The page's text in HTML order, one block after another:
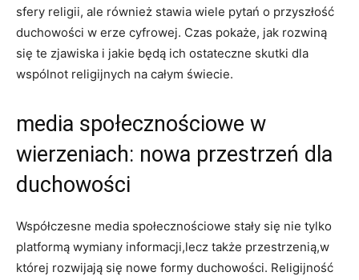
sfery religii, ale również stawia wiele pytań o przyszłość
duchowości w erze cyfrowej. Czas pokaże, jak rozwiną
się te zjawiska i jakie będą ich ostateczne skutki dla
wspólnot religijnych na całym świecie.
media społecznościowe w
wierzeniach: nowa przestrzeń dla
duchowości
Współczesne media społecznościowe stały się nie tylko
platformą wymiany informacji,lecz także przestrzenią,w
której rozwijają się nowe formy duchowości. Religijność